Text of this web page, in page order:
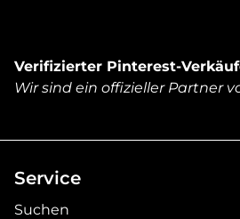
Verifizierter Pinterest-
Wir sind ein offizieller Partner
Service
Suchen